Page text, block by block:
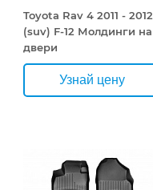
Toyota Rav 4 2011 - 2012
(suv) F-12 Молдинги на
двери
Узнай цену